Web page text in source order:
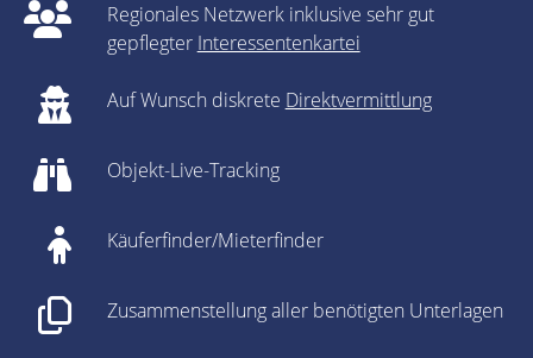
Regionales Netzwerk inklusive sehr gut
gepflegter Interessentenkartei
Auf Wunsch diskrete Direktvermittlung
Objekt-Live-Tracking
Käuferfinder/Mieterfinder
Zusammenstellung aller benötigten Unterlagen